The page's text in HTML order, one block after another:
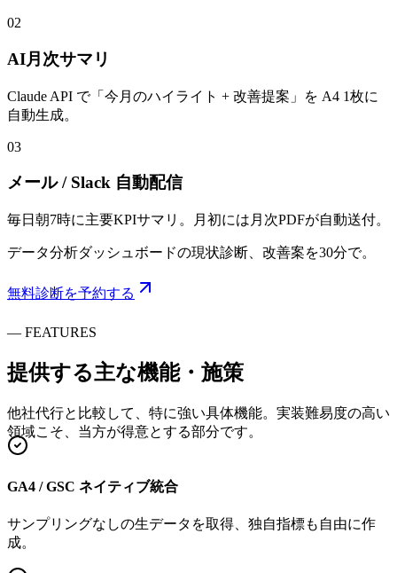
02
AI月次サマリ
Claude API で「今月のハイライト + 改善提案」を A4 1枚に
自動生成。
03
メール / Slack 自動配信
毎日朝7時に主要KPIサマリ。月初には月次PDFが自動送付。
データ分析ダッシュボードの現状診断、改善案を30分で。
無料診断を予約する
— FEATURES
提供する主な機能・施策
他社代行と比較して、特に強い具体機能。実装難易度の高い
領域こそ、当方が得意とする部分です。
GA4 / GSC ネイティブ統合
サンプリングなしの生データを取得、独自指標も自由に作
成。